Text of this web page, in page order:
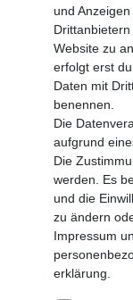
Login
Info
und
Website zu
erfolgt erst
Daten mit
benennen.
Die
aufgrund
Die
werden. Es
und die
zu ändern
Impressum
erklärung